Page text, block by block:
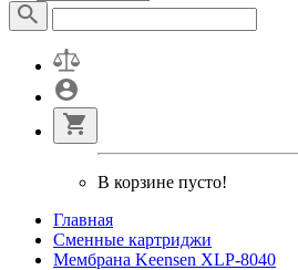
В корзине пусто!
Главная
Сменные картриджи
Мембрана Keensen XLP-8040